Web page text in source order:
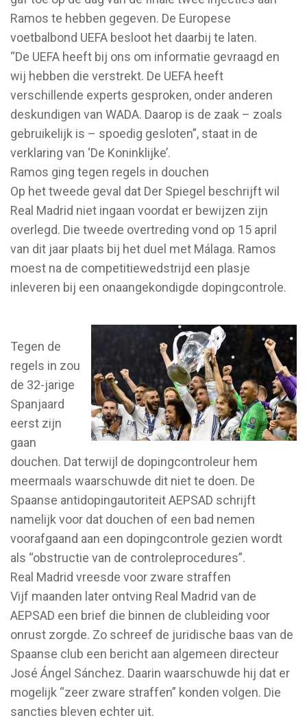
Ramos te hebben gegeven. De Europese
voetbalbond UEFA besloot het daarbij te laten.
“De UEFA heeft bij ons om informatie gevraagd en
wij hebben die verstrekt. De UEFA heeft
verschillende experts gesproken, onder anderen
deskundigen van WADA. Daarop is de zaak – zoals
gebruikelijk is – spoedig gesloten”, staat in de
verklaring van ‘De Koninklijke’.
Ramos ging tegen regels in douchen
Op het tweede geval dat Der Spiegel beschrijft wil
Real Madrid niet ingaan voordat er bewijzen zijn
overlegd. Die tweede overtreding vond op 15 april
van dit jaar plaats bij het duel met Málaga. Ramos
moest na de competitiewedstrijd een plasje
inleveren bij een onaangekondigde dopingcontrole.
Tegen de
regels in zou
de 32-jarige
Spanjaard
eerst zijn
gaan
douchen. Dat terwijl de dopingcontroleur hem
meermaals waarschuwde dit niet te doen. De
Spaanse antidopingautoriteit AEPSAD schrijft
namelijk voor dat douchen of een bad nemen
voorafgaand aan een dopingcontrole gezien wordt
als “obstructie van de controleprocedures”.
Real Madrid vreesde voor zware straffen
Vijf maanden later ontving Real Madrid van de
AEPSAD een brief die binnen de clubleiding voor
onrust zorgde. Zo schreef de juridische baas van de
Spaanse club een bericht aan algemeen directeur
José Ángel Sánchez. Daarin waarschuwde hij dat er
mogelijk “zeer zware straffen” konden volgen. Die
sancties bleven echter uit.